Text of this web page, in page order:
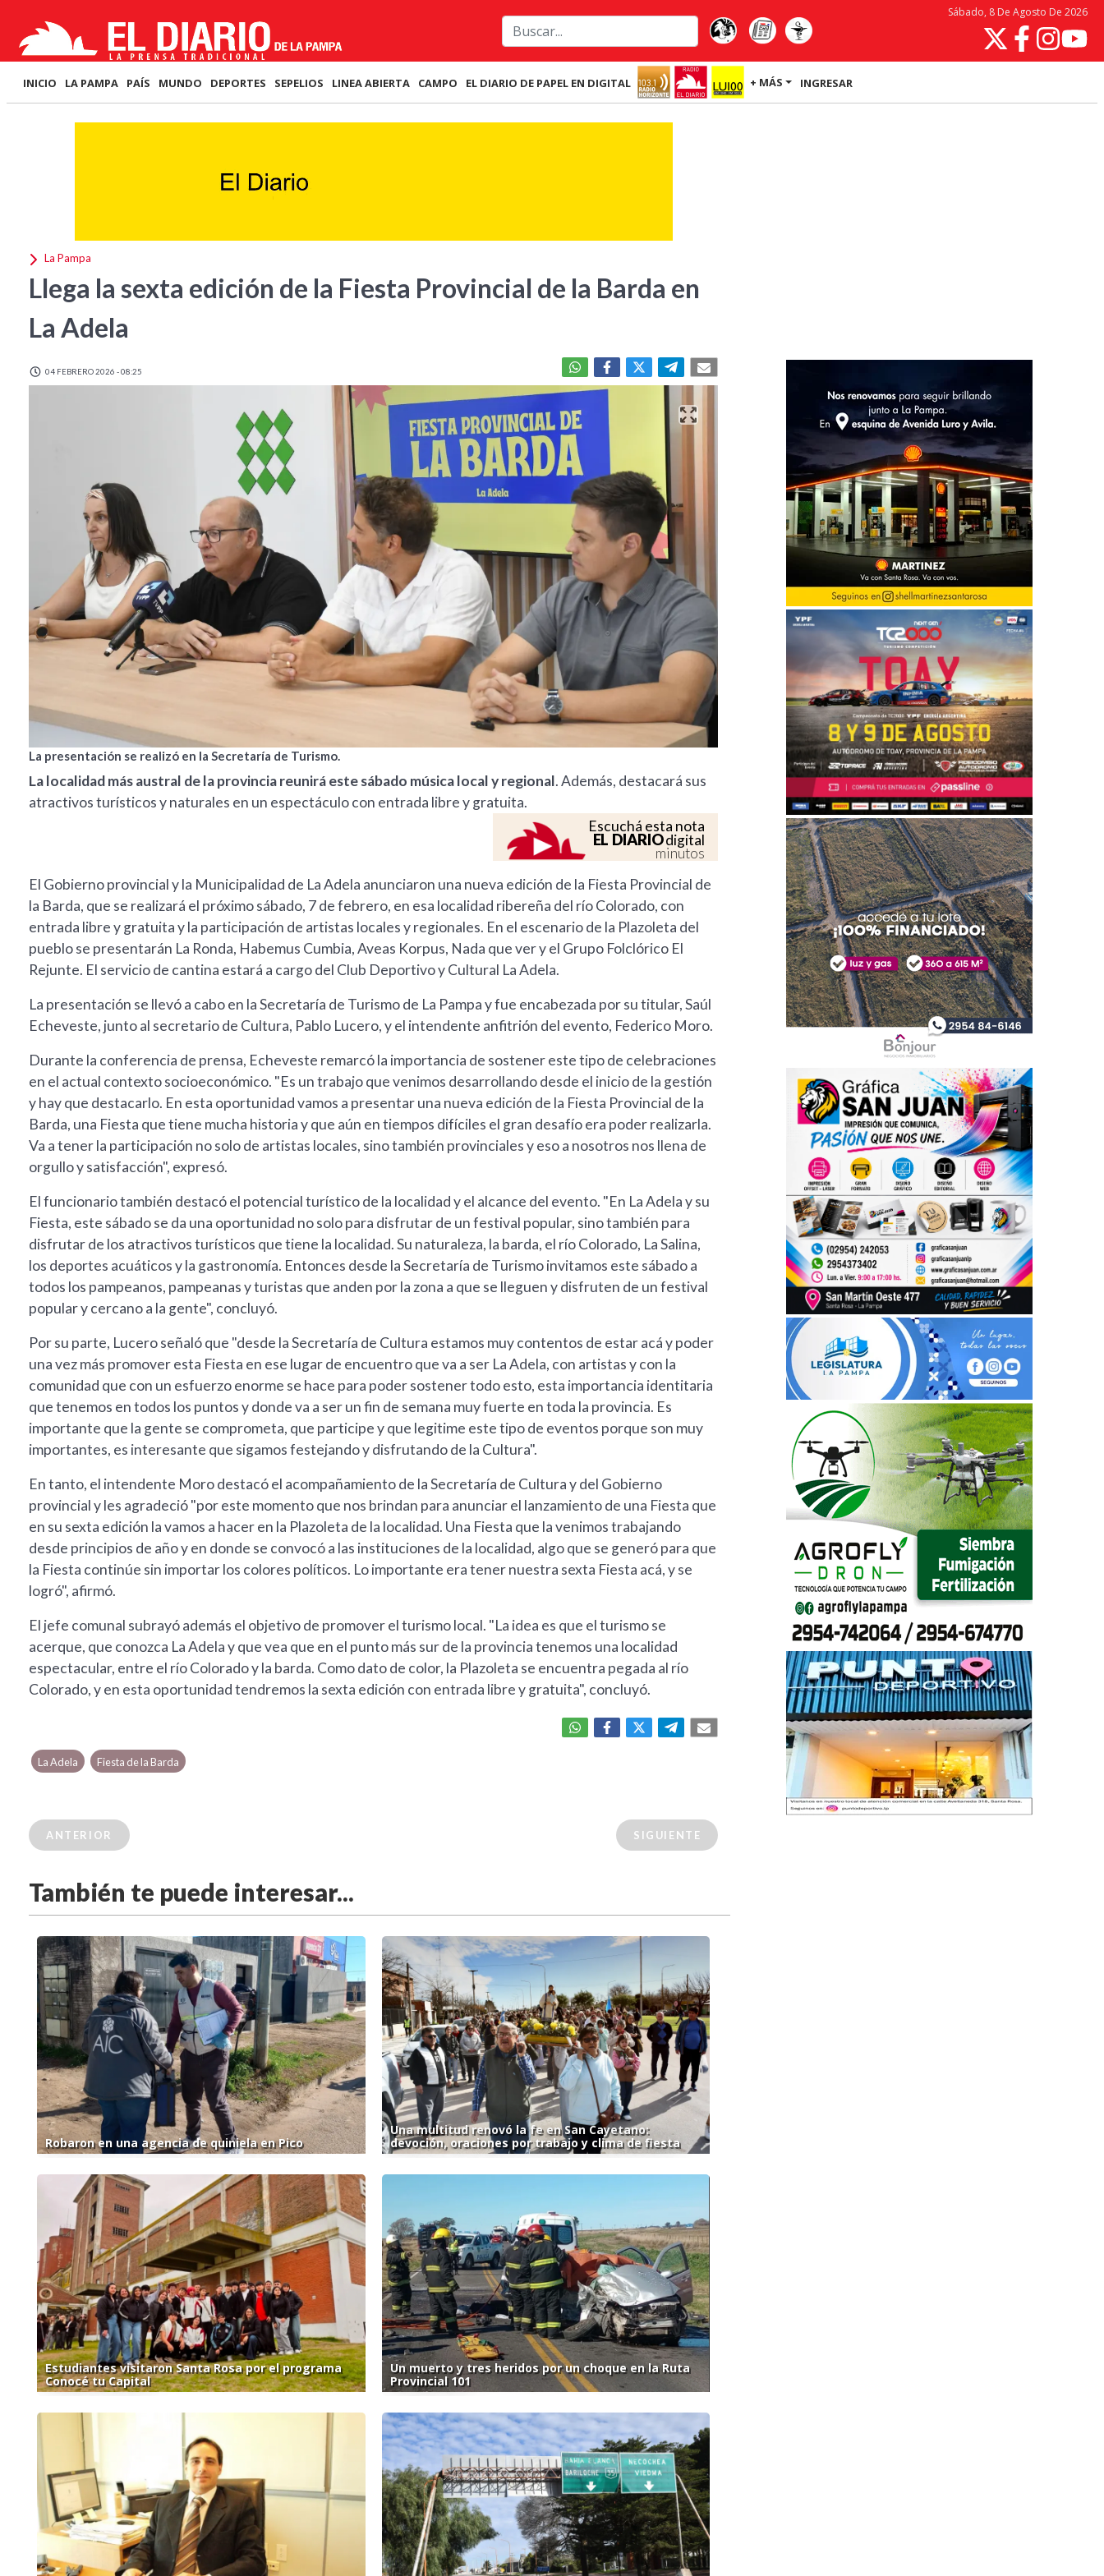
Sábado, 8 De Agosto De 2026
INICIO LA PAMPA PAÍS MUNDO DEPORTES SEPELIOS LINEA ABIERTA CAMPO EL DIARIO DE PAPEL EN DIGITAL + MÁS INGRESAR
La Pampa
Llega la sexta edición de la Fiesta Provincial de la Barda en
La Adela
04 FEBRERO 2026 - 08:25
La presentación se realizó en la Secretaría de Turismo.
La localidad más austral de la provincia reunirá este sábado música local y regional. Además, destacará sus
atractivos turísticos y naturales en un espectáculo con entrada libre y gratuita.
Escuchá esta nota
EL DIARIOdigital
minutos
El Gobierno provincial y la Municipalidad de La Adela anunciaron una nueva edición de la Fiesta Provincial de
la Barda, que se realizará el próximo sábado, 7 de febrero, en esa localidad ribereña del río Colorado, con
entrada libre y gratuita y la participación de artistas locales y regionales. En el escenario de la Plazoleta del
pueblo se presentarán La Ronda, Habemus Cumbia, Aveas Korpus, Nada que ver y el Grupo Folclórico El
Rejunte. El servicio de cantina estará a cargo del Club Deportivo y Cultural La Adela.
La presentación se llevó a cabo en la Secretaría de Turismo de La Pampa y fue encabezada por su titular, Saúl
Echeveste, junto al secretario de Cultura, Pablo Lucero, y el intendente anfitrión del evento, Federico Moro.
Durante la conferencia de prensa, Echeveste remarcó la importancia de sostener este tipo de celebraciones
en el actual contexto socioeconómico. "Es un trabajo que venimos desarrollando desde el inicio de la gestión
y hay que destacarlo. En esta oportunidad vamos a presentar una nueva edición de la Fiesta Provincial de la
Barda, una Fiesta que tiene mucha historia y que aún en tiempos difíciles el gran desafío era poder realizarla.
Va a tener la participación no solo de artistas locales, sino también provinciales y eso a nosotros nos llena de
orgullo y satisfacción", expresó.
El funcionario también destacó el potencial turístico de la localidad y el alcance del evento. "En La Adela y su
Fiesta, este sábado se da una oportunidad no solo para disfrutar de un festival popular, sino también para
disfrutar de los atractivos turísticos que tiene la localidad. Su naturaleza, la barda, el río Colorado, La Salina,
los deportes acuáticos y la gastronomía. Entonces desde la Secretaría de Turismo invitamos este sábado a
todos los pampeanos, pampeanas y turistas que anden por la zona a que se lleguen y disfruten de un festival
popular y cercano a la gente", concluyó.
Por su parte, Lucero señaló que "desde la Secretaría de Cultura estamos muy contentos de estar acá y poder
una vez más promover esta Fiesta en ese lugar de encuentro que va a ser La Adela, con artistas y con la
comunidad que con un esfuerzo enorme se hace para poder sostener todo esto, esta importancia identitaria
que tenemos en todos los puntos y donde va a ser un fin de semana muy fuerte en toda la provincia. Es
importante que la gente se comprometa, que participe y que legitime este tipo de eventos porque son muy
importantes, es interesante que sigamos festejando y disfrutando de la Cultura".
En tanto, el intendente Moro destacó el acompañamiento de la Secretaría de Cultura y del Gobierno
provincial y les agradeció "por este momento que nos brindan para anunciar el lanzamiento de una Fiesta que
en su sexta edición la vamos a hacer en la Plazoleta de la localidad. Una Fiesta que la venimos trabajando
desde principios de año y en donde se convocó a las instituciones de la localidad, algo que se generó para que
la Fiesta continúe sin importar los colores políticos. Lo importante era tener nuestra sexta Fiesta acá, y se
logró", afirmó.
El jefe comunal subrayó además el objetivo de promover el turismo local. "La idea es que el turismo se
acerque, que conozca La Adela y que vea que en el punto más sur de la provincia tenemos una localidad
espectacular, entre el río Colorado y la barda. Como dato de color, la Plazoleta se encuentra pegada al río
Colorado, y en esta oportunidad tendremos la sexta edición con entrada libre y gratuita", concluyó.
La Adela Fiesta de la Barda
ANTERIOR SIGUIENTE
También te puede interesar...
Robaron en una agencia de quiniela en Pico
Una multitud renovó la fe en San Cayetano:
devoción, oraciones por trabajo y clima de fiesta
Estudiantes visitaron Santa Rosa por el programa
Conocé tu Capital
Un muerto y tres heridos por un choque en la Ruta
Provincial 101